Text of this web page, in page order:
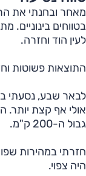
מאחר ובחנתי את
בטווחים בינוניים.
לעין הוד וחזרה.
התוצאות פשוטות
אולי אף קצת יותר.
גבול ה-200 ק"מ.
היה צפוי.